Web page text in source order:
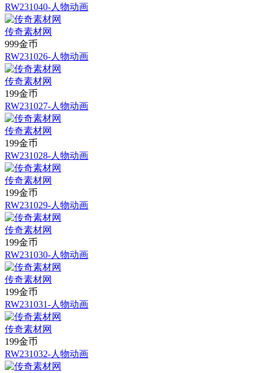
RW231040-人物动画
传奇素材网
999金币
RW231026-人物动画
传奇素材网
199金币
RW231027-人物动画
传奇素材网
199金币
RW231028-人物动画
传奇素材网
199金币
RW231029-人物动画
传奇素材网
199金币
RW231030-人物动画
传奇素材网
199金币
RW231031-人物动画
传奇素材网
199金币
RW231032-人物动画